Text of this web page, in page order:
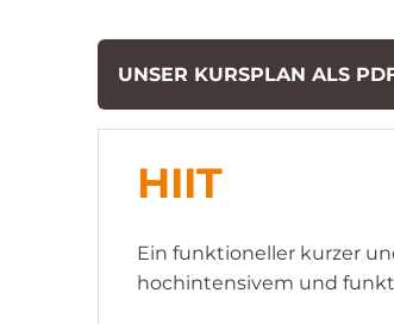
UNSER KURSPLAN ALS
HIIT
Ein funktioneller kurzer
hochintensivem und